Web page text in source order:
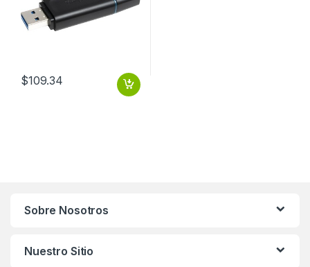
$109.34
Sobre Nosotros
Nuestro Sitio